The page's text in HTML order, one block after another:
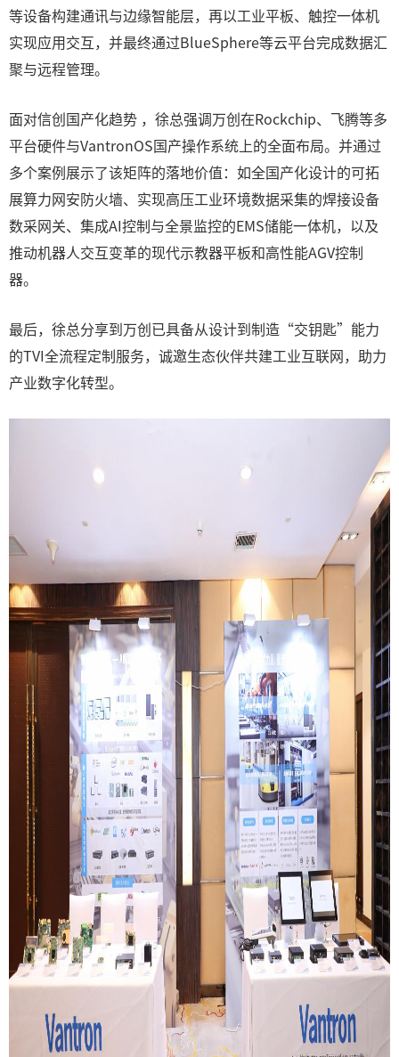
等设备构建通讯与边缘智能层，再以工业平板、触控一体机
实现应用交互，并最终通过BlueSphere等云平台完成数据汇
聚与远程管理。
面对信创国产化趋势 ，徐总强调万创在Rockchip、飞腾等多
平台硬件与VantronOS国产操作系统上的全面布局。并通过
多个案例展示了该矩阵的落地价值：如全国产化设计的可拓
展算力网安防火墙、实现高压工业环境数据采集的焊接设备
数采网关、集成AI控制与全景监控的EMS储能一体机，以及
推动机器人交互变革的现代示教器平板和高性能AGV控制
器。
最后，徐总分享到万创已具备从设计到制造“交钥匙”能力
的TVI全流程定制服务，诚邀生态伙伴共建工业互联网，助力
产业数字化转型。